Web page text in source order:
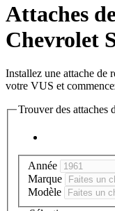
Attaches
Chevrolet
Installez une attache de
votre VUS et
Trouver des attaches
Année
Marque
Modèle